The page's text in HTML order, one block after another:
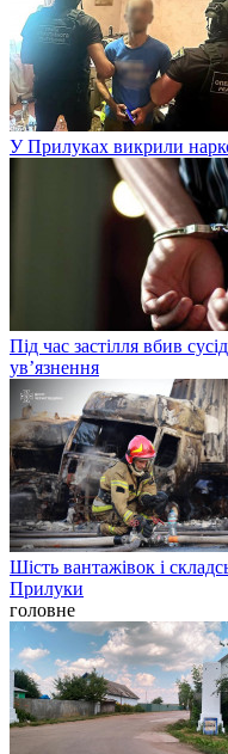
У Прилуках викрили
Під час застілля вбив
ув’язнення
Шість вантажівок і
Прилуки
головне